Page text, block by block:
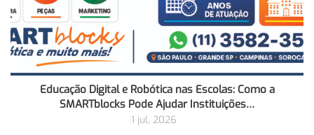
Educação Digital e Robótica nas Escolas: Como a
SMARTblocks Pode Ajudar Instituições…
1 jul, 2026